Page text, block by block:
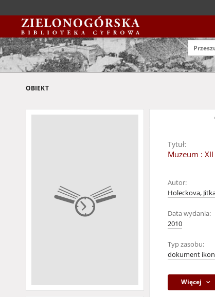
OBIEKT
Tytuł:
Muzeum :
Autor:
Holeckova,
Data wydania:
2010
Typ zasobu:
dokument
Więcej